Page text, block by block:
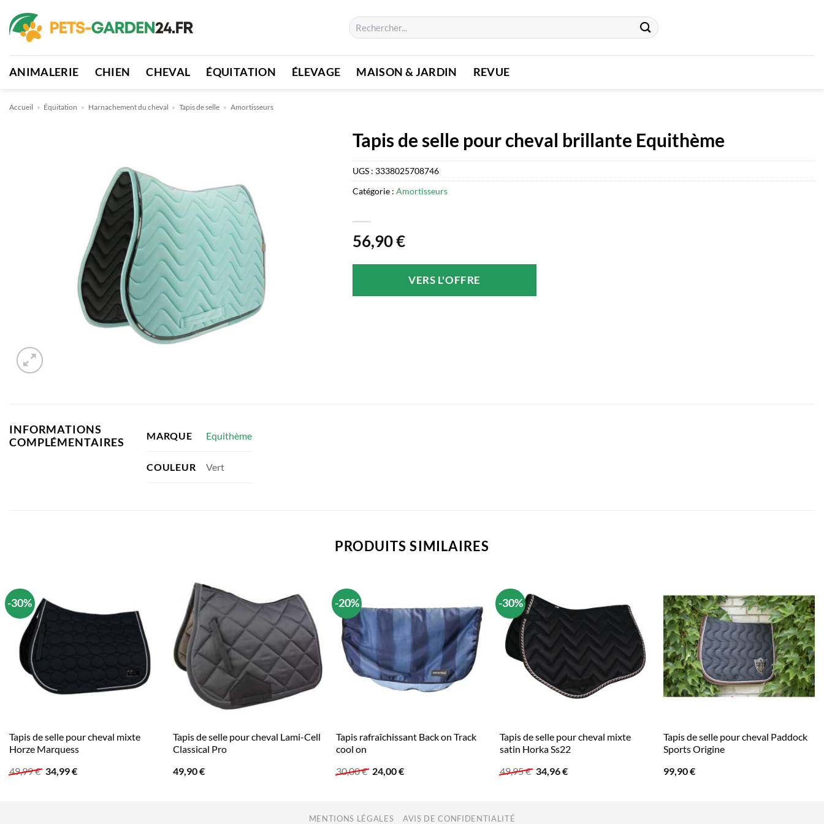
au
contenu
Recherche
pour :
ANIMALERIE CHIEN CHEVAL ÉQUITATION ÉLEVAGE MAISON & JARDIN REVUE
Accueil » Équitation » Harnachement du cheval » Tapis de selle » Amortisseurs
Tapis de selle pour cheval brillante Equithème
56,90€
VERS L'OFFRE
UGS : 3338025708746
Catégorie : Amortisseurs
INFORMATIONS
COMPLÉMENTAIRES
MARQUE Equithème
COULEUR Vert
PRODUITS SIMILAIRES
-30%
Tapis de selle pour cheval mixte
Horze Marquess
49,99€ Le
prix
34,99€Le
Tapis de selle pour cheval Lami-Cell
Classical Pro
49,90€
-20%
Tapis rafraîchissant Back on Track
cool on
30,00€ Le
prix
24,00€Le
-30%
Tapis de selle pour cheval mixte
satin Horka Ss22
49,95€ Le
prix
34,96€Le
Tapis de selle pour cheval Paddock
Sports Origine
99,90€
MENTIONS LÉGALES AVIS DE CONFIDENTIALITÉ